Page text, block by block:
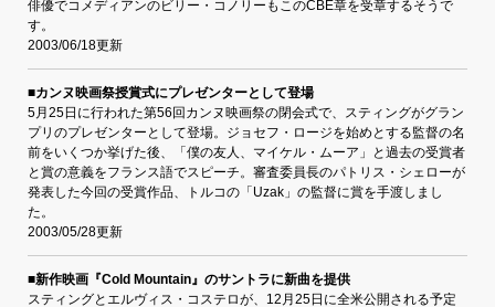
俳優でコメディアンのビリー・コノリーもこのCBE章を受章するそうで
す。
2003/06/18更新
■カンヌ映画祭授賞式にプレゼンターとして登場
5月25日に行われた第56回カンヌ映画祭の閉会式で、スティングがグラン
プリのプレゼンターとして登場。ジョセフ・ロージを始めとする監督の名
前をいくつか挙げた後、「僕の友人、マイケル・ムーア」と過去の受賞者
と賞の意義をフランス語でスピーチ。審査委員長のパトリス・シェローが
発表した今回の受賞作品、トルコの「Uzak」の監督に賞を手渡しまし
た。
2003/05/28更新
■新作映画『Cold Mountain』のサントラに新曲を提供
スティングとエルヴィス・コステロが、12月25日に全米公開される予定